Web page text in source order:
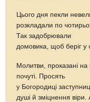
Цього дня пекли
розкладали по
Так задобрювали
домовика, щоб беріг у
Молитви, проказані на
почуті. Просять
у Богородиці
душі й зміцнення віри.